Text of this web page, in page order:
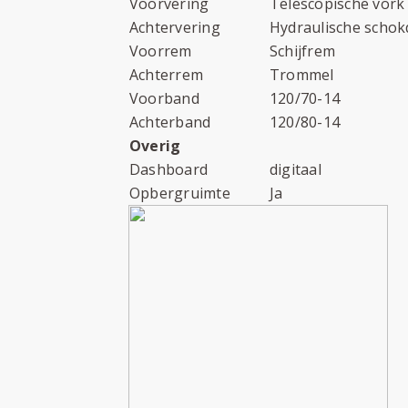
Achtervering
Hydraulische
Voorrem
Schijfrem
Achterrem
Trommel
Voorband
120/70-14
Achterband
120/80-14
Overig
Dashboard
digitaal
Opbergruimte
Ja